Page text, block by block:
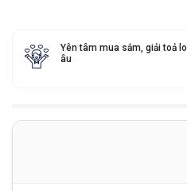
Yên tâm mua sắm, giải toả lo
âu